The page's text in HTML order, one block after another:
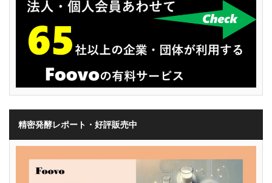
精密発酵レポート・好評販売中